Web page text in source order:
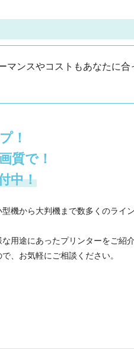
マンスやコストもあなたに合
！
質で！
中！
機から大判機まで数多くのライ
用途にあったプリンターをご紹介
、お気軽にご相談ください。